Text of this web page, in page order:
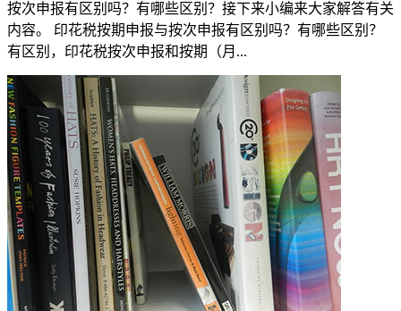
按次申报有区别吗？有哪些区别？接下来小编来大家解答有关
内容。 印花税按期申报与按次申报有区别吗？有哪些区别？
有区别，印花税按次申报和按期（月...